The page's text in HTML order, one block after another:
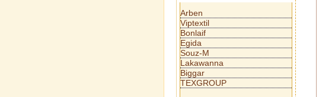
Arben
Viptextil
Bonlaif
Egida
Souz-M
Lakawanna
Biggar
TEXGROUP